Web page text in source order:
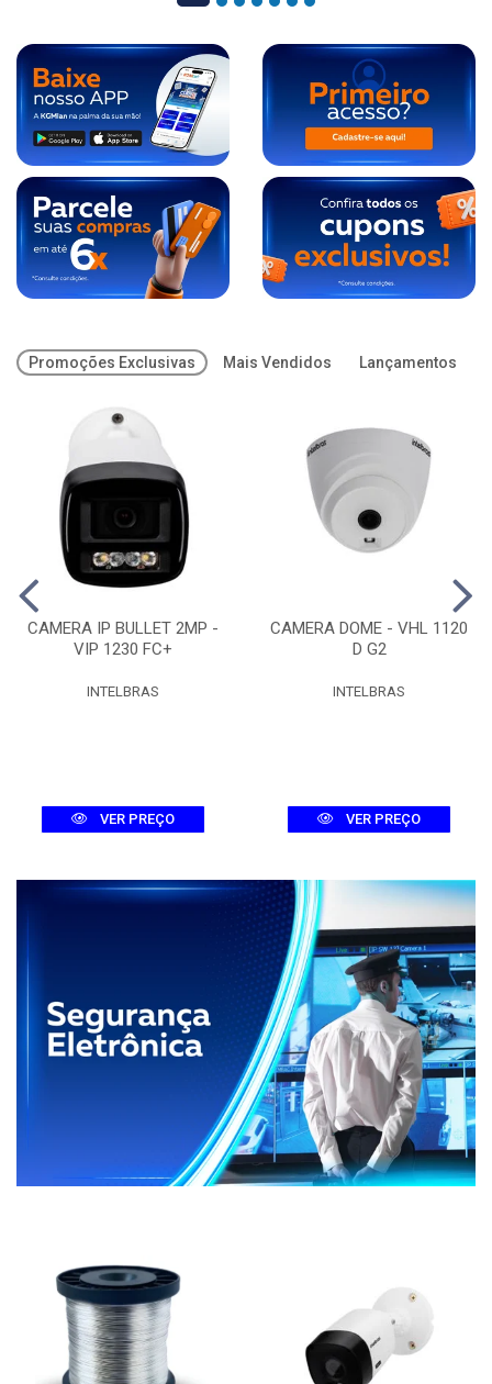
Promoções Exclusivas Mais Vendidos Lançamentos
CAMERA IP BULLET 2MP -
VIP 1230 FC+
INTELBRAS
VER PREÇO
CAMERA DOME - VHL 1120
D G2
INTELBRAS
VER PREÇO